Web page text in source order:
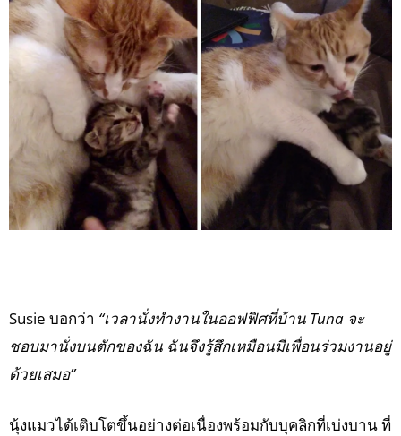
Susie บอกว่า “เวลานั่งทำงานในออฟฟิศที่บ้าน Tuna จะ
ชอบมานั่งบนตักของฉัน ฉันจึงรู้สึกเหมือนมีเพื่อนร่วมงานอยู่
ด้วยเสมอ”
นุ้งแมวได้เติบโตขึ้นอย่างต่อเนื่องพร้อมกับบุคลิกที่เบ่งบาน ที่